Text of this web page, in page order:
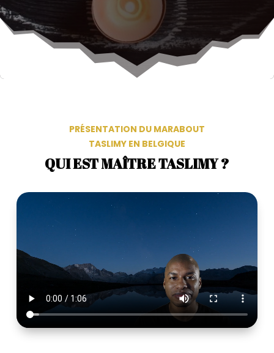
PRÉSENTATION DU MARABOUT
TASLIMY EN BELGIQUE
QUI EST MAÎTRE TASLIMY ?